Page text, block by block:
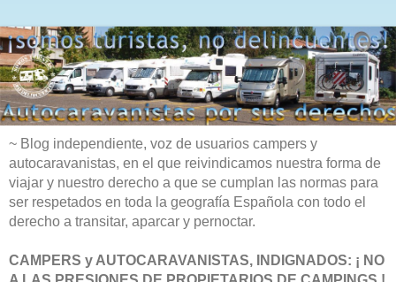
~ Blog independiente, voz de usuarios campers y
autocaravanistas, en el que reivindicamos nuestra forma de
viajar y nuestro derecho a que se cumplan las normas para
ser respetados en toda la geografía Española con todo el
derecho a transitar, aparcar y pernoctar.
CAMPERS y AUTOCARAVANISTAS, INDIGNADOS: ¡ NO